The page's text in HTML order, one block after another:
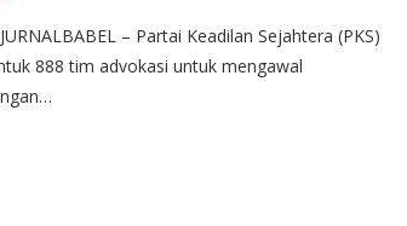
– Partai Keadilan Sejahtera (PKS)
888 tim advokasi untuk mengawal